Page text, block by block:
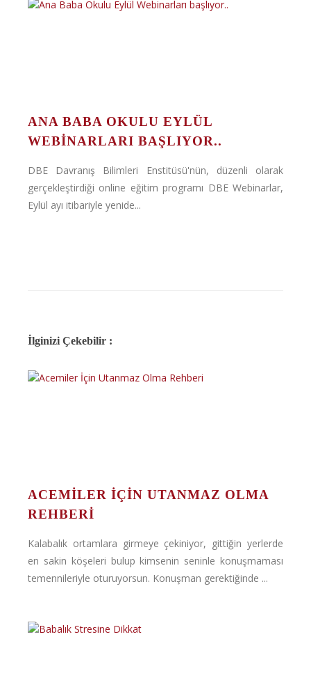
ANA BABA OKULU EYLÜL
WEBINARLARI BAŞLIYOR..
DBE Davranış Bilimleri Enstitüsü'nün, düzenli olarak
gerçekleştirdiği online eğitim programı DBE Webinarlar,
Eylül ayı itibariyle yenide...
İlginizi Çekebilir :
ACEMILER İÇIN UTANMAZ OLMA
REHBERI
Kalabalık ortamlara girmeye çekiniyor, gittiğin yerlerde
en sakin köşeleri bulup kimsenin seninle konuşmaması
temennileriyle oturuyorsun. Konuşman gerektiğinde ...